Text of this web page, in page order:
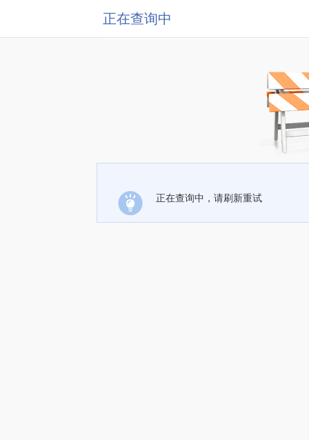
正在查询中
正在查询中，请刷新重试